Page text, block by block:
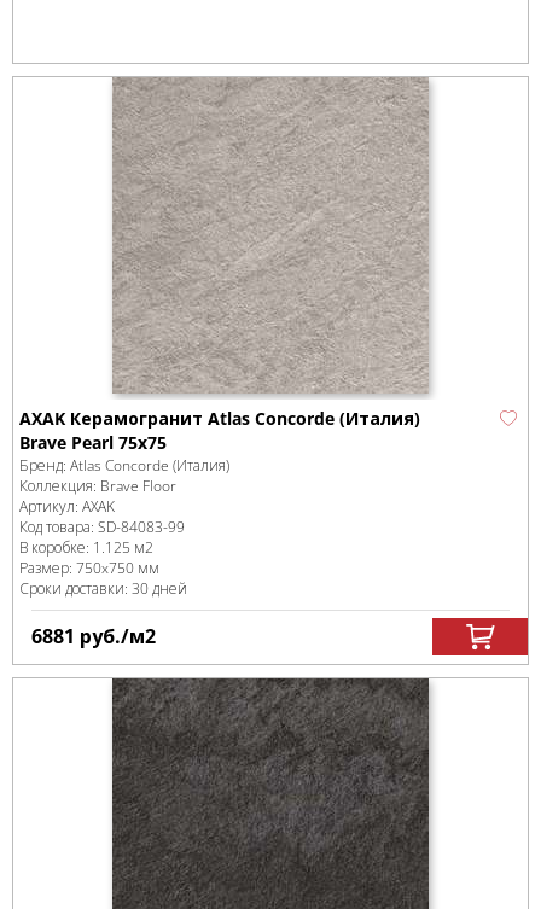
AXAK Керамогранит Atlas Concorde (Италия)
Brave Pearl 75х75
Бренд: Atlas Concorde (Италия)
Коллекция: Brave Floor
Артикул: AXAK
Код товара: SD-84083-99
В коробке: 1.125 м2
Размер: 750x750 мм
Сроки доставки: 30 дней
6881 руб./м2